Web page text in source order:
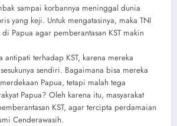
sampai korbannya meninggal dunia
yang keji. Untuk mengatasinya, maka TNI
Papua agar pemberantasan KST makin
antipati terhadap KST, karena mereka
sendiri. Bagaimana bisa mereka
Papua, tetapi malah tega
Papua? Oleh karena itu, masyarakat
KST, agar tercipta perdamaian
Cenderawasih.